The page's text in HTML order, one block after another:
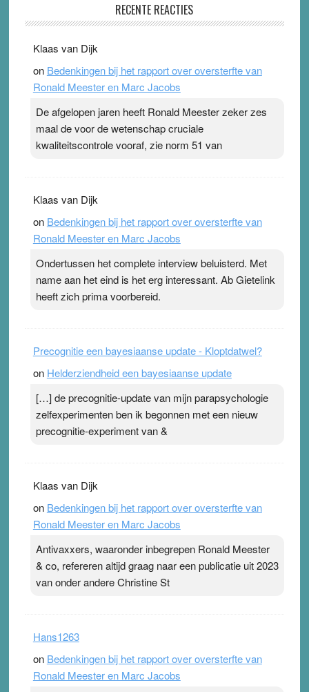
Ward van Beek
topsporters. Ze hopen ermee hun hartslag te verlagen
terwijl ze meer zuurstof opnemen. Daarop heeft zo’n
pleister geen effect. Maar het gevoel ‘makkelijker te
Pleisterplakkers in de topspsort › [...]
RECENTE REACTIES
Klaas van Dijk
on Bedenkingen bij het rapport over oversterfte van
Ronald Meester en Marc Jacobs
De afgelopen jaren heeft Ronald Meester zeker zes
maal de voor de wetenschap cruciale
kwaliteitscontrole vooraf, zie norm 51 van
Klaas van Dijk
on Bedenkingen bij het rapport over oversterfte van
Ronald Meester en Marc Jacobs
Ondertussen het complete interview beluisterd. Met
name aan het eind is het erg interessant. Ab Gietelink
heeft zich prima voorbereid.
Precognitie een bayesiaanse update - Kloptdatwel?
on Helderziendheid een bayesiaanse update
[…] de precognitie-update van mijn parapsychologie
zelfexperimenten ben ik begonnen met een nieuw
precognitie-experiment van &
Klaas van Dijk
on Bedenkingen bij het rapport over oversterfte van
Ronald Meester en Marc Jacobs
Antivaxxers, waaronder inbegrepen Ronald Meester
& co, refereren altijd graag naar een publicatie uit 2023
van onder andere Christine St
Hans1263
on Bedenkingen bij het rapport over oversterfte van
Ronald Meester en Marc Jacobs